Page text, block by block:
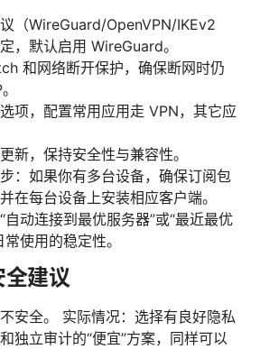
（WireGuard/OpenVPN/IKEv2
，默认启用 WireGuard。
和网络断开保护，确保断网时仍
项，配置常用应用走 VPN，其它应
新，保持安全性与兼容性。
：如果你有多台设备，确保订阅包
在每台设备上安装相应客户端。
自动连接到最优服务器”或“最近最优
使用的稳定性。
建议
安全。 实际情况：选择有良好隐私
独立审计的“便宜”方案，同样可以